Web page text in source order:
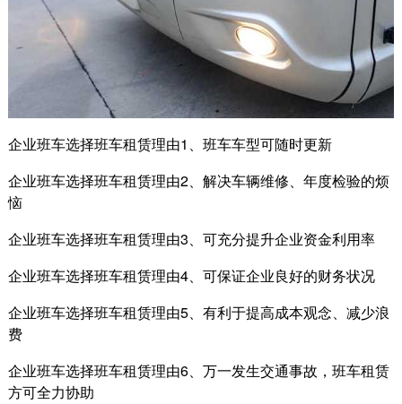
企业班车选择班车租赁理由1、班车车型可随时更新
企业班车选择班车租赁理由2、解决车辆维修、年度检验的烦
恼
企业班车选择班车租赁理由3、可充分提升企业资金利用率
企业班车选择班车租赁理由4、可保证企业良好的财务状况
企业班车选择班车租赁理由5、有利于提高成本观念、减少浪
费
企业班车选择班车租赁理由6、万一发生交通事故，班车租赁
方可全力协助